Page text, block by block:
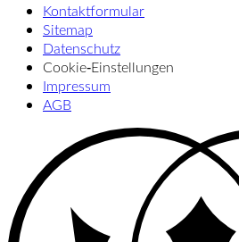
Kontaktformular
Sitemap
Datenschutz
Cookie‑Einstellungen
Impressum
AGB